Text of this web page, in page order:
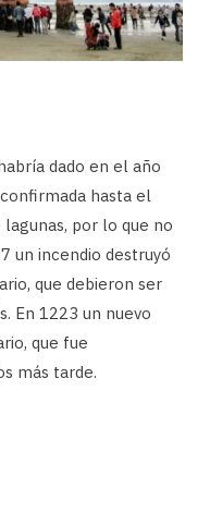
dado en el año
hasta el
por lo que no
un incendio destruyó
que debieron ser
En 1223 un nuevo
que fue
más tarde.